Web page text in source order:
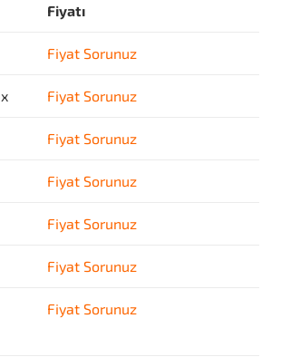
Fiyatı
Fiyat Sorunuz
Fiyat Sorunuz
Fiyat Sorunuz
Fiyat Sorunuz
Fiyat Sorunuz
Fiyat Sorunuz
Fiyat Sorunuz